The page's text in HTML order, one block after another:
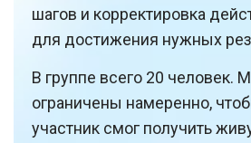
шагов и корректировка
для достижения нужных
В группе всего 20 человек.
ограничены намеренно,
участник смог получить